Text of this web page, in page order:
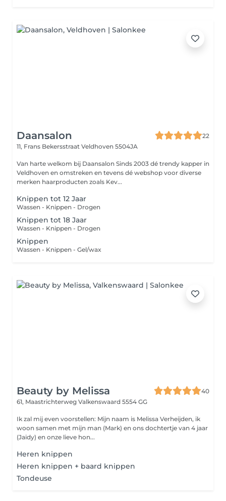
Daansalon
22
11, Frans Bekersstraat Veldhoven 5504JA
Van harte welkom bij Daansalon Sinds 2003 dé trendy kapper in
Veldhoven en omstreken en tevens dé webshop voor diverse
merken haarproducten zoals Kev...
Knippen tot 12 Jaar
Wassen - Knippen - Drogen
Knippen tot 18 Jaar
Wassen - Knippen - Drogen
Knippen
Wassen - Knippen - Gel/wax
Beauty by Melissa
40
61, Maastrichterweg Valkenswaard 5554 GG
Ik zal mij even voorstellen: Mijn naam is Melissa Verheijden, ik
woon samen met mijn man (Mark) en ons dochtertje van 4 jaar
(Jaidy) en onze lieve hon...
Heren knippen
Heren knippen + baard knippen
Tondeuse